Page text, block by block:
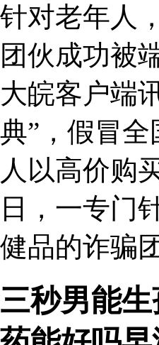
针对老年人
团伙成功被
大皖客户端
典”，假冒
人以高价购
日，一专门
健品的诈骗
三秒男能